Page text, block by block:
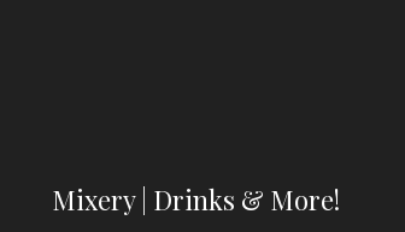
Mixery | Drinks & More!